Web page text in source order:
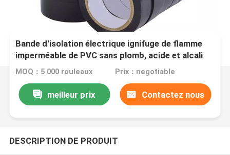
Bande d'isolation électrique ignifuge de flamme
imperméable de PVC sans plomb, acide et alcali
résistants
MOQ：5 000 rouleaux Prix：negotiable
meilleur prix Contactez nous
DESCRIPTION DE PRODUIT